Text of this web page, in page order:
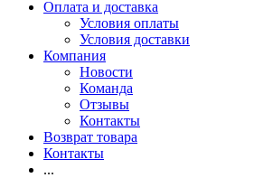
Оплата и доставка
Условия оплаты
Условия доставки
Компания
Новости
Команда
Отзывы
Контакты
Возврат товара
Контакты
...